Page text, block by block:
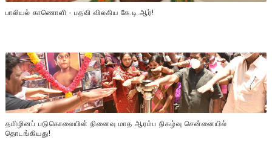
பாலியல் காணொளி - பதவி விலகிய கே.டி.ஆர்!
தமிழினப் படுகொலையின் நினைவு மாத ஆரம்ப நிகழ்வு சென்னையில்
தொடங்கியது!